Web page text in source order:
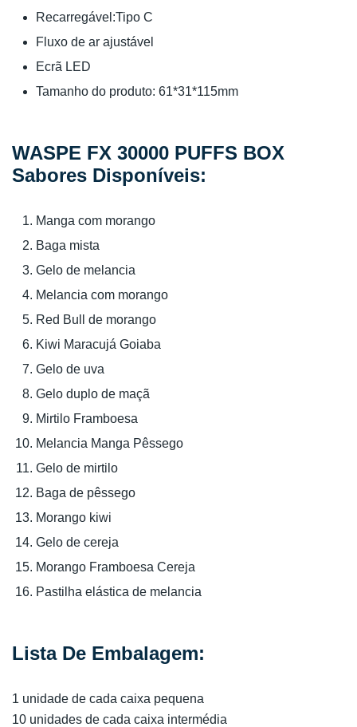
Recarregável:Tipo C
Fluxo de ar ajustável
Ecrã LED
Tamanho do produto: 61*31*115mm
WASPE FX 30000 PUFFS BOX
Sabores Disponíveis:
Manga com morango
Baga mista
Gelo de melancia
Melancia com morango
Red Bull de morango
Kiwi Maracujá Goiaba
Gelo de uva
Gelo duplo de maçã
Mirtilo Framboesa
Melancia Manga Pêssego
Gelo de mirtilo
Baga de pêssego
Morango kiwi
Gelo de cereja
Morango Framboesa Cereja
Pastilha elástica de melancia
Lista De Embalagem:
1 unidade de cada caixa pequena
10 unidades de cada caixa intermédia